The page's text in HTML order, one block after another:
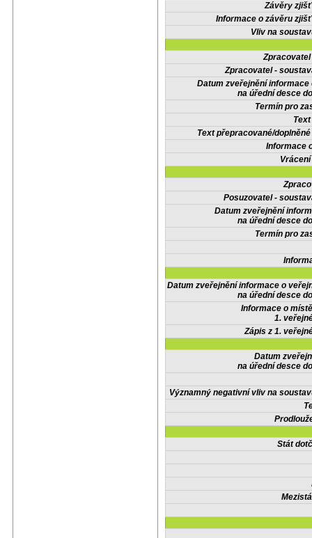
Závěry
Informace o závěru
Vliv na
Zpracovatel -
Datum zveřejnění informace
na úřední desce
Termín pro
Text přepracované/
Informace
Posuzovatel -
Datum zveřejnění
na úřední desce
Termín pro
Datum zveřejnění informace o
na úřední desce
Informace o
1.
Zápis z 1.
Datum
na úřední desce
Významný negativní vliv na
Stát